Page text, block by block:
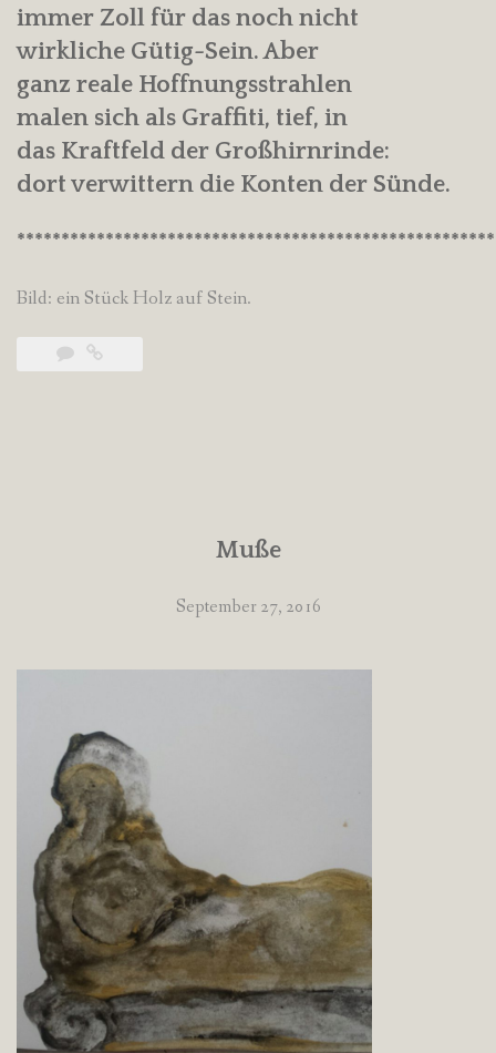
immer Zoll für das noch nicht
wirkliche Gütig-Sein. Aber
ganz reale Hoffnungsstrahlen
malen sich als Graffiti, tief, in
das Kraftfeld der Großhirnrinde:
dort verwittern die Konten der Sünde.
Bild: ein Stück Holz auf Stein.
Muße
September 27, 2016